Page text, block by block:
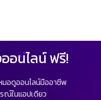
อนไลน์ ฟรี!
อดูออนไลน์มืออาชีพ
ณ์ในแอปเดียว